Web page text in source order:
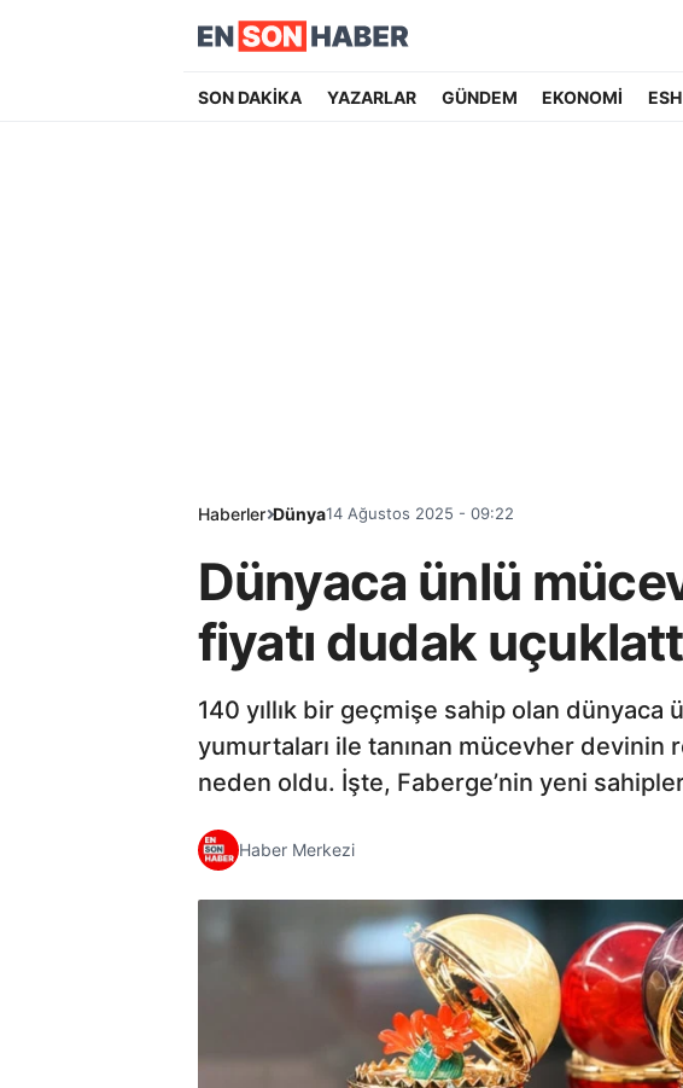
SON DAKİKA YAZARLAR GÜNDEM EKONOMİ
Haberler Dünya14 Ağustos 2025 - 09:22
Dünyaca ünlü
fiyatı dudak
140 yıllık bir geçmişe sahip olan
yumurtaları ile tanınan mücevher
neden oldu. İşte, Faberge’nin yeni
Haber Merkezi